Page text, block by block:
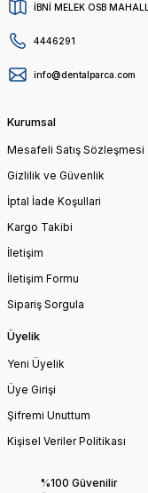
İBNİ MELEK OSB
4446291
info@dentalparca.com
Kurumsal
Mesafeli Satış Sözleşmesi
Gizlilik ve Güvenlik
İptal İade Koşullari
Kargo Takibi
İletişim
İletişim Formu
Sipariş Sorgula
Üyelik
Yeni Üyelik
Üye Girişi
Şifremi Unuttum
Kişisel Veriler Politikası
%100 Güvenilir